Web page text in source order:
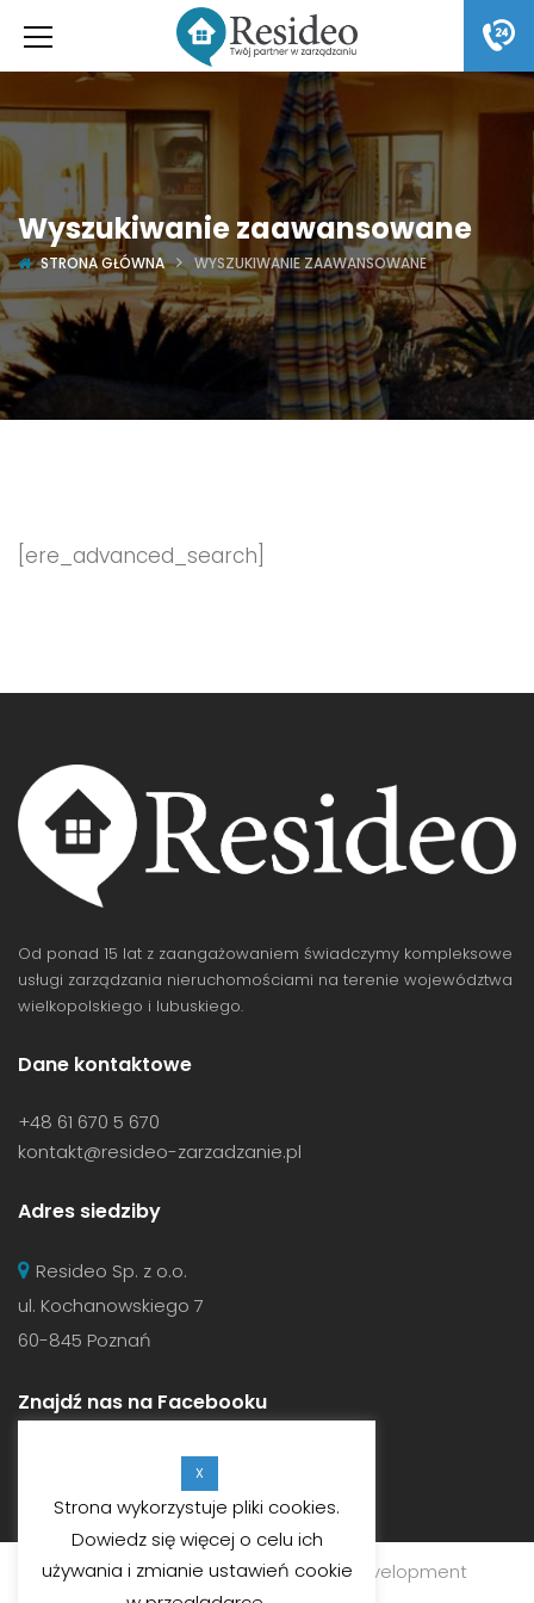
Wyszukiwanie zaawansowane
STRONA GŁÓWNA WYSZUKIWANIE ZAAWANSOWANE
[ere_advanced_search]
Od ponad 15 lat z zaangażowaniem świadczymy kompleksowe
usługi zarządzania nieruchomościami na terenie województwa
wielkopolskiego i lubuskiego.
Dane kontaktowe
+48 61 670 5 670
kontakt@resideo-zarzadzanie.pl
Adres siedziby
Resideo Sp. z o.o.
ul. Kochanowskiego 7
60-845 Poznań
Znajdź nas na Facebooku
© 2019 RESIDEO SP. Z O.O.Web Development
X
Strona wykorzystuje pliki cookies.
Dowiedz się więcej o celu ich
używania i zmianie ustawień cookie